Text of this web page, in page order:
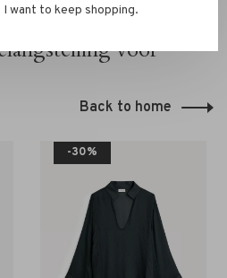
voor
Back to home
-30%
I want to keep shopping.